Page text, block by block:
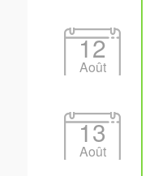
12
Août
13
Août